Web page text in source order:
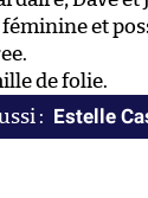
féminine et
de folie.
Estelle